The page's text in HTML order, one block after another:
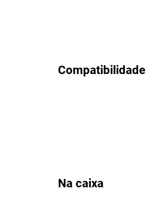
Compatibilidade
Na caixa